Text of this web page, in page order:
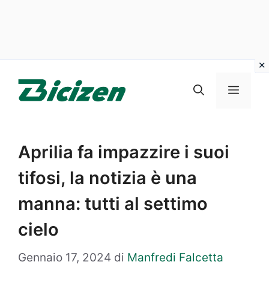
Menu
Aprilia fa impazzire i suoi
tifosi, la notizia è una
manna: tutti al settimo
cielo
Gennaio 17, 2024 di Manfredi Falcetta